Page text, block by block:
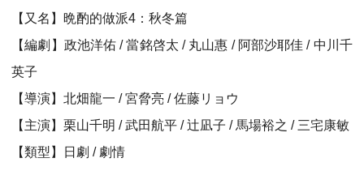
【又名】晩酌的做派4：秋冬篇
【編劇】政池洋佑 / 當銘啓太 / 丸山惠 / 阿部沙耶佳 / 中川千
英子
【導演】北畑龍一 / 宮脅亮 / 佐藤リョウ
【主演】栗山千明 / 武田航平 / 辻凪子 / 馬場裕之 / 三宅康敏
【類型】日劇 / 劇情